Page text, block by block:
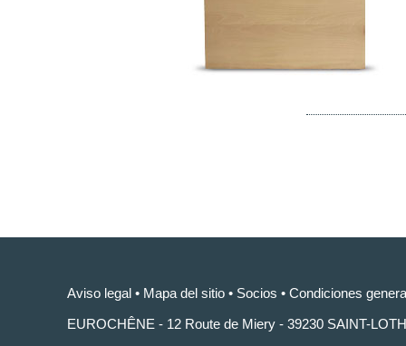
Aviso legal • Mapa del sitio • Socios • Condiciones
EUROCHÊNE - 12 Route de Miery - 39230 SAINT-